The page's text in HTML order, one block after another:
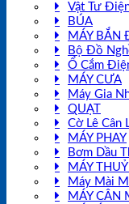
Vật Tư
BÚA
MÁY BẮN
Bộ Đồ
Ổ Cắm
MÁY CƯA
Máy Gia
QUẠT
Cờ Lê Cân
MÁY PHAY
Bơm Dầu
MÁY
Máy Mài
MÁY CÂN